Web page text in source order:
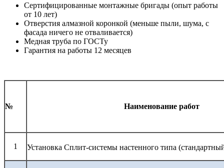
Сертифицированные монтажные бригады (опыт работы
от 10 лет)
Отверстия алмазной коронкой (меньше пыли, шума, с
фасада ничего не отваливается)
Медная труба по ГОСТу
Гарантия на работы 12 месяцев
№ Наименование работ
1 Установка Сплит-системы настенного типа